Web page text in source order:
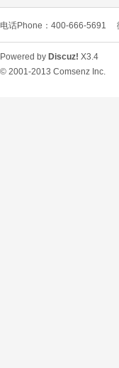
电话Phone：400-666-5691
Powered by Discuz! X3.4
© 2001-2013 Comsenz Inc.